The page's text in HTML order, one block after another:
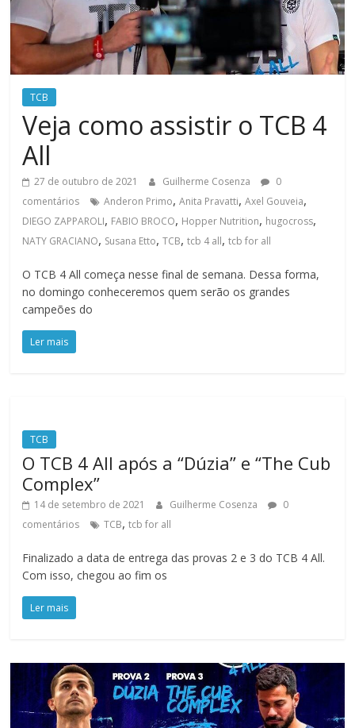
TCB
Veja como assistir o TCB 4
All
27 de outubro de 2021 Guilherme Cosenza
0
comentários
Anderon Primo,Anita Pravatti,Axel Gouveia,
DIEGO ZAPPAROLI, FABIO BROCO, Hopper Nutrition, hugocross,
NATY GRACIANO, Susana Etto,TCB,tcb 4 all,tcb for all
O TCB 4 All começa nesse final de semana. Dessa forma,
no domingo conheceremos quem serão os grandes
campeões do
Ler mais
TCB
O TCB 4 All após a “Dúzia” e “The Cub
Complex”
14 de setembro de 2021 Guilherme Cosenza
0
comentários
TCB,tcb for all
Finalizado a data de entrega das provas 2 e 3 do TCB 4 All.
Com isso, chegou ao fim os
Ler mais